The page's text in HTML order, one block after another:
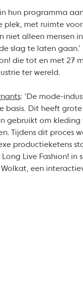
hun programma
plek, met ruimte
niet alleen mensen
slag te laten gaan.’
die tot en met 27
ter wereld.
: ‘De mode-
basis. Dit heeft
gebruikt om
Tijdens dit proces
productieketens
Live Fashion!
een